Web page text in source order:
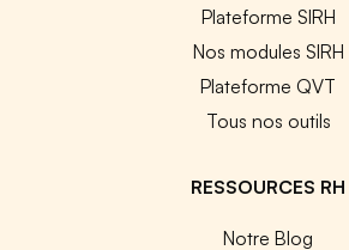
Plateforme SIRH
Nos modules SIRH
Plateforme QVT
Tous nos outils
RESSOURCES RH
Notre Blog